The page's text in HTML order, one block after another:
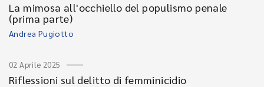
La mimosa all'occhiello del populismo penale
(prima parte)
Andrea Pugiotto
02 Aprile 2025
Riflessioni sul delitto di femminicidio